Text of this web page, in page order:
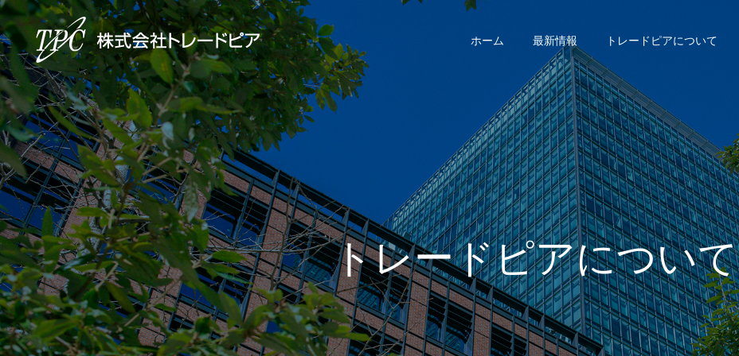
ホーム 最新情報 トレードピアについて
トレードピアについて